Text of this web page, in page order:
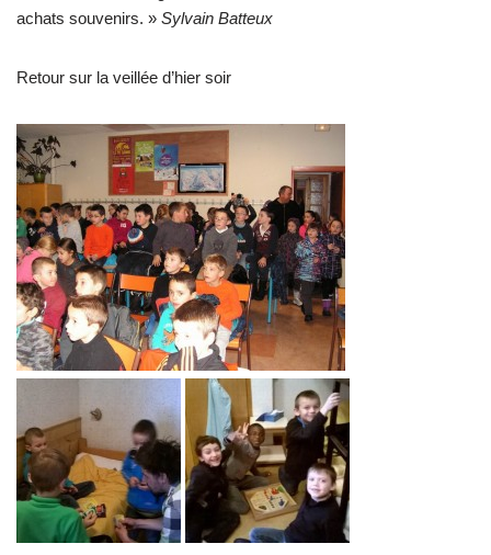
achats souvenirs. » Sylvain Batteux
Retour sur la veillée d’hier soir